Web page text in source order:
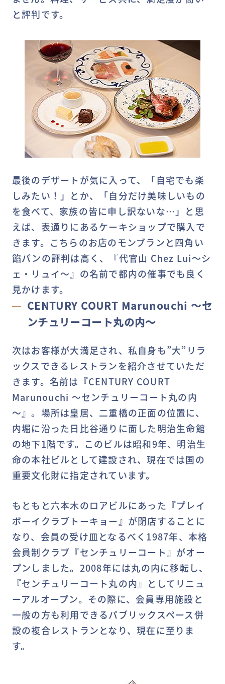
と評判です。
最後のデザートが気に入って、「自宅でも楽
しみたい！」とか、「自分だけ美味しいもの
を食べて、家族の皆に申し訳ないな…」と思
えば、表通りにあるケーキショップで購入で
きます。こちらのお店のモンブランと四角い
餡パンの評判は高く、『代官山 Chez Lui～シ
ェ・リュイ～』の名前で都内の催事でも良く
見かけます。
CENTURY COURT Marunouchi ～セ
ンチュリーコート丸の内～
次はお客様が大満足され、私自身も”大”リラ
ックスできるレストランを紹介させていただ
きます。名前は『CENTURY COURT
Marunouchi ～センチュリーコート丸の内
～』。場所は皇居、二重橋の正面の位置に、
内堀に沿った日比谷通りに面した明治生命館
の地下1階です。このビルは昭和9年、明治生
命の本社ビルとして建設され、現在では国の
重要文化財に指定されています。
もともと六本木のロアビルにあった『プレイ
ボーイクラブトーキョー』が閉店することに
なり、会員の受け皿となるべく1987年、本格
会員制クラブ『センチュリーコート』がオー
プンしました。2008年には丸の内に移転し、
『センチュリーコート丸の内』としてリニュ
ーアルオープン。その際に、会員専用施設と
一般の方も利用できるパブリックスペース併
設の複合レストランとなり、現在に至りま
す。